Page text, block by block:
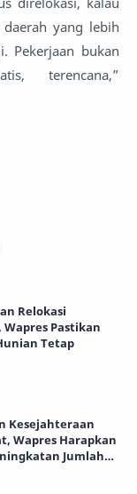
yang lebih
Pekerjaan bukan
terencana,”
Relokasi
Pastikan
Tetap
Kesejahteraan
Wapres Harapkan
Jumlah